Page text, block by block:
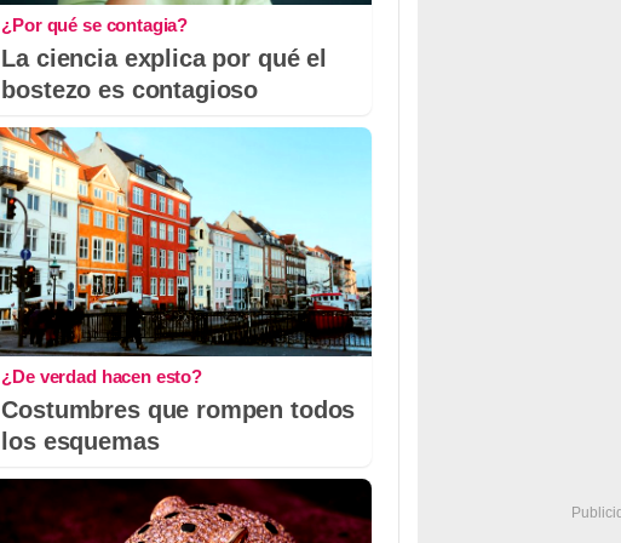
¿Por qué se contagia?
La ciencia explica por qué el
bostezo es contagioso
¿De verdad hacen esto?
Costumbres que rompen todos
los esquemas